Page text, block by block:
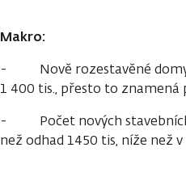
Makro:
- Nově rozestavěné domy
1 400 tis., přesto to znamená
- Počet nových stavebních
než odhad 1450 tis, níže než